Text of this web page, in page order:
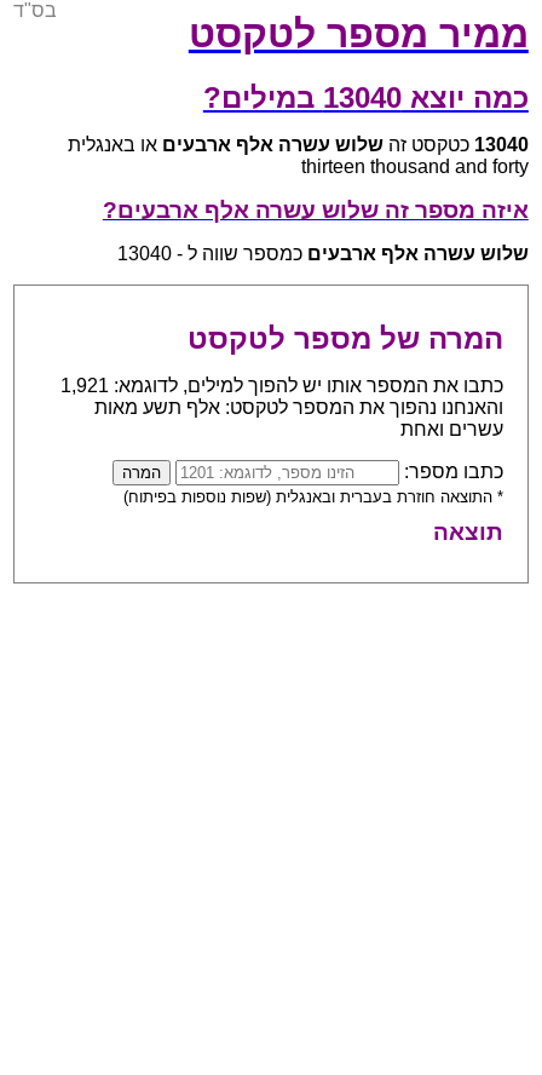
ממיר מספר לטקסט
בס"ד
כמה יוצא 13040 במילים?
13040 כטקסט זהשלוש עשרה אלף ארבעים או באנגלית
thirteen thousand and forty
איזה מספר זה שלוש עשרה אלף ארבעים?
שלוש עשרה אלף ארבעים כמספר שווה ל - 13040
המרה של מספר לטקסט
כתבו את המספר אותו יש להפוך למילים, לדוגמא: 1,921
והאנחנו נהפוך את המספר לטקסט: אלף תשע מאות
עשרים ואחת
כתבו מספר:
* התוצאה חוזרת בעברית ובאנגלית (שפות נוספות בפיתוח)
תוצאה